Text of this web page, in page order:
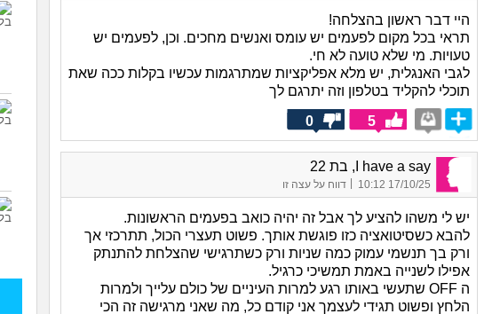
היי דבר ראשון בהצלחה!
תראי בכל מקום לפעמים יש עומס ואנשים מחכים. וכן, לפעמים יש
טעויות. מי שלא טועה לא חי.
לגבי האנגלית, יש מלא אפליקציות שמתרגמות עכשיו בקלות ככה שאת
תוכלי להקליד בטלפון וזה יתרגם לך
5
0
I have a say, בת 22
17/10/25 10:12
| דווח על עצה זו
יש לי משהו להציע לך אבל זה יהיה כואב בפעמים הראשונות.
להבא כשסיטואציה כזו פוגשת אותך. פשוט תעצרי הכול, תתרכזי אך
ורק בך תנשמי עמוק כמה שניות ורק כשתרגישי שהצלחת להתנתק
אפילו לשנייה באמת תמשיכי כרגיל.
ה OFF שתעשי באותו רגע למרות העיניים של כולם עלייך ולמרות
הלחץ ופשוט תגידי לעצמך אני קודם כל, מה שאני מרגישה זה הכי